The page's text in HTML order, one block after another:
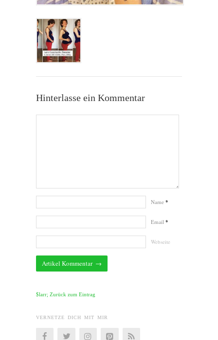
Hinterlasse ein Kommentar
Name *
Email *
Webseite
$larr; Zurück zum Eintrag
VERNETZE DICH MIT MIR